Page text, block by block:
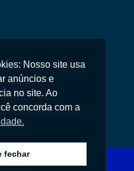
apenas imóveis,
e um atendimento
Nosso site usa
anúncios e
no site. Ao
concorda com a
fechar